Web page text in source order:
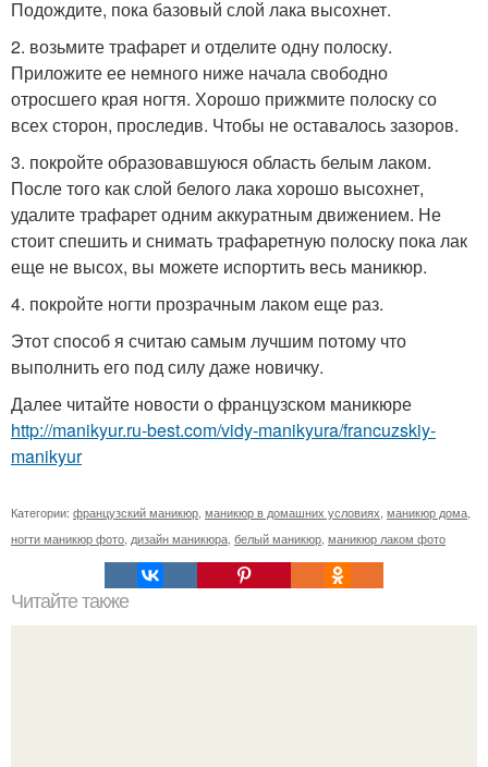
Подождите, пока базовый слой лака высохнет.
2. возьмите трафарет и отделите одну полоску.
Приложите ее немного ниже начала свободно
отросшего края ногтя. Хорошо прижмите полоску со
всех сторон, проследив. Чтобы не оставалось зазоров.
3. покройте образовавшуюся область белым лаком.
После того как слой белого лака хорошо высохнет,
удалите трафарет одним аккуратным движением. Не
стоит спешить и снимать трафаретную полоску пока лак
еще не высох, вы можете испортить весь маникюр.
4. покройте ногти прозрачным лаком еще раз.
Этот способ я считаю самым лучшим потому что
выполнить его под силу даже новичку.
Далее читайте новости о французском маникюре
http://manikyur.ru-best.com/vidy-manikyura/francuzskiy-
manikyur
Категории: французский маникюр маникюр в домашних условиях маникюр дома
ногти маникюр фото дизайн маникюра белый маникюр маникюр лаком фото
Читайте также